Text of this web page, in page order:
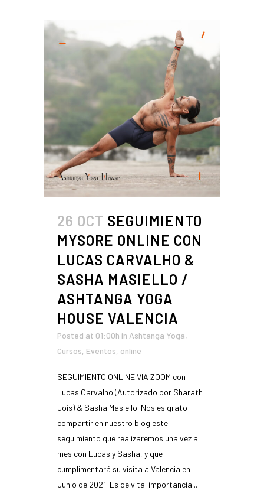
26 OCT SEGUIMIENTO
MYSORE ONLINE CON
LUCAS CARVALHO &
SASHA MASIELLO /
ASHTANGA YOGA
HOUSE VALENCIA
Posted at 01:00h in Ashtanga Yoga,
Cursos, Eventos, online
SEGUIMIENTO ONLINE VIA ZOOM con
Lucas Carvalho (Autorizado por Sharath
Jois) & Sasha Masiello. Nos es grato
compartir en nuestro blog este
seguimiento que realizaremos una vez al
mes con Lucas y Sasha, y que
cumplimentará su visita a Valencia en
Junio de 2021. Es de vital importancia...